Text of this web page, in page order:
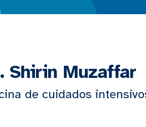
Shirin Muzaffar
de cuidados